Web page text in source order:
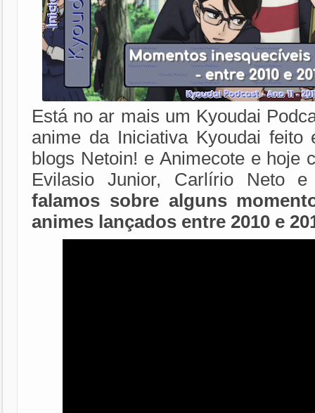
Está no ar mais um Kyoudai
anime da Iniciativa Kyoudai feito
blogs Netoin! e Animecote e hoje
Evilasio Junior, Carlírio Netoe
falamos sobre alguns
animes lançados entre 2010 e